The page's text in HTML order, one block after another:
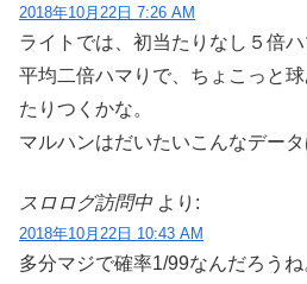
2018年10月22日 7:26 AM
ライトでは、初当たりなし５倍
平均二倍ハマりで、ちょこっと
たりつくかな。
マルハンはだいたいこんなデータ
スロログ訪問中 より:
2018年10月22日 10:43 AM
多分マジで確率1/99なんだろうね